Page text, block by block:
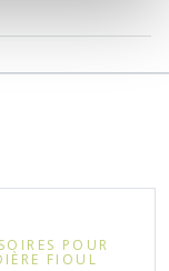
POUR
FIOUL